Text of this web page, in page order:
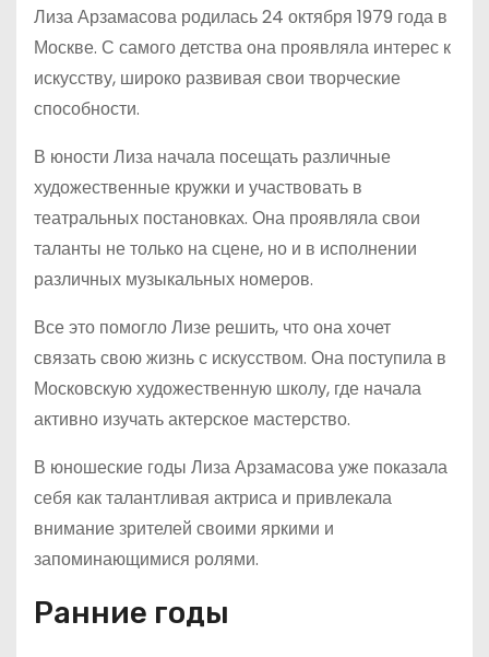
Лиза Арзамасова родилась 24 октября 1979 года в
Москве. С самого детства она проявляла интерес к
искусству, широко развивая свои творческие
способности.
В юности Лиза начала посещать различные
художественные кружки и участвовать в
театральных постановках. Она проявляла свои
таланты не только на сцене, но и в исполнении
различных музыкальных номеров.
Все это помогло Лизе решить, что она хочет
связать свою жизнь с искусством. Она поступила в
Московскую художественную школу, где начала
активно изучать актерское мастерство.
В юношеские годы Лиза Арзамасова уже показала
себя как талантливая актриса и привлекала
внимание зрителей своими яркими и
запоминающимися ролями.
Ранние годы